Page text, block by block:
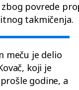
zbog povrede
takmičenja.
meču je delio
koji je
godine, a